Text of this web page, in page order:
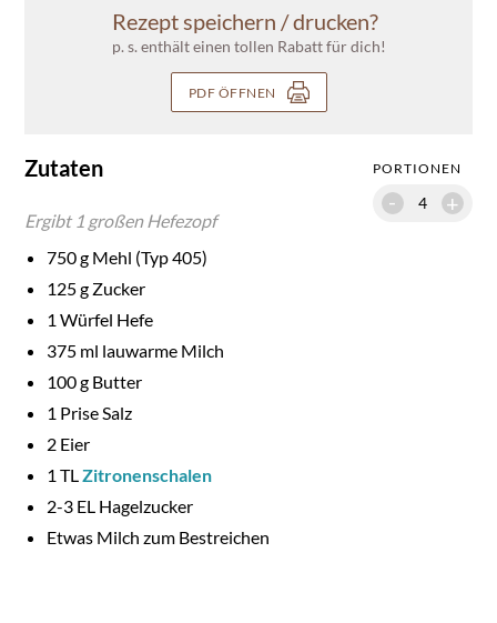
Rezept speichern / drucken?
p. s. enthält einen tollen Rabatt für dich!
PDF ÖFFNEN
Zutaten PORTIONEN
+
-
Ergibt 1 großen Hefezopf
750g Mehl (Typ 405)
125g Zucker
1 Würfel Hefe
375 ml lauwarme Milch
100g Butter
1 Prise Salz
2 Eier
1 TLZitronenschalen
2-3 EL Hagelzucker
Etwas Milch zum Bestreichen